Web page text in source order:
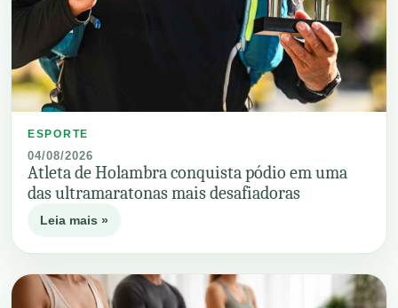
ESPORTE
04/08/2026
Atleta de Holambra conquista pódio em uma
das ultramaratonas mais desafiadoras
Leia mais »